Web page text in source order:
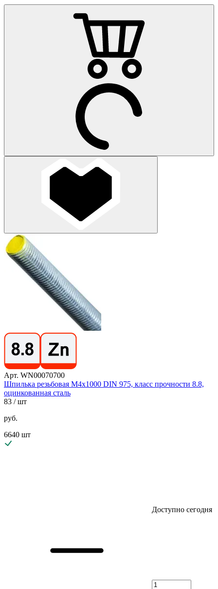
Арт. WN00070700
Шпилька резьбовая М4х1000 DIN 975, класс прочности 8.8,
оцинкованная сталь
83 / шт
руб.
6640 шт
Доступно сегодня